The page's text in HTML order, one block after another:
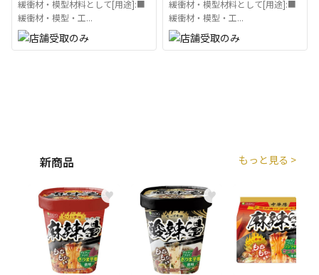
緩衝材・模型材料として[用途]:■
緩衝材・模型・工...
緩衝材・模型材料として[用途]:■
緩衝材・模型・工...
新商品 もっと見る >
♥ ♥